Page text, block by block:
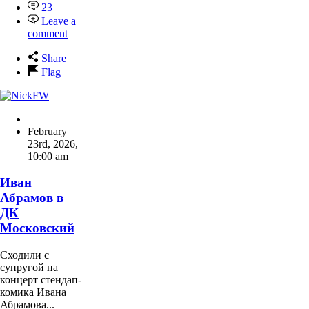
23
Leave a
comment
Share
Flag
February
23rd, 2026,
10:00 am
Иван
Абрамов в
ДК
Московский
Сходили с
супругой на
концерт стендап-
комика Ивана
Абрамова...